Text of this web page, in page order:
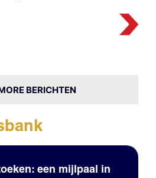
BERICHTEN
een mijlpaal in